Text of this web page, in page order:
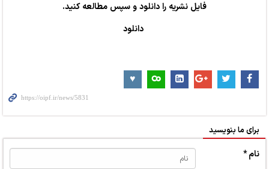
فایل نشریه را دانلود و سپس مطالعه کنید.
دانلود
برای ما بنویسید
نام *